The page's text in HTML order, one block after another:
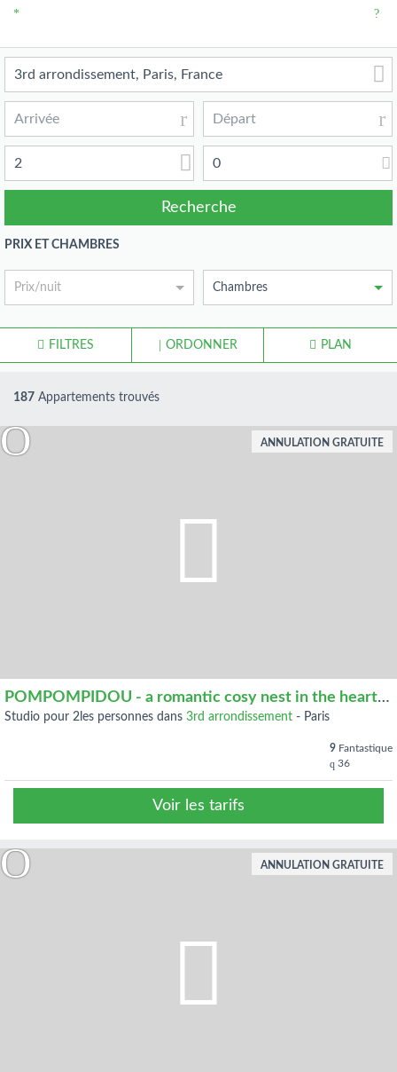
2 0
PRIX ET CHAMBRES
Prix/nuit Chambres
FILTRES ORDONNER PLAN
187 Appartements trouvés
POMPOMPIDOU - a romantic cosy nest in the heart of Paris
studio pour 2les personnes dans 3rd arrondissement - Paris
9 Fantastique
36
Voir les tarifs
ANNULATION GRATUITE
ANNULATION GRATUITE